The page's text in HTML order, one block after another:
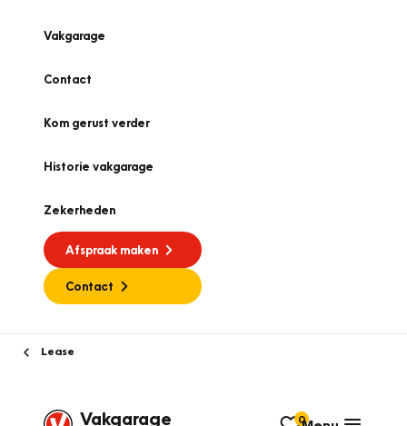
Vakgarage
Contact
Kom gerust verder
Historie vakgarage
Zekerheden
Afspraak maken
Contact
Lease